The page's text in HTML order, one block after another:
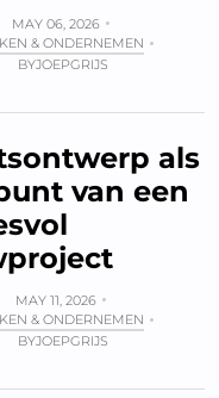
MAY 06, 2026
& ONDERNEMEN
BYJOEPGRIJS
als
van een
MAY 11, 2026
& ONDERNEMEN
BYJOEPGRIJS